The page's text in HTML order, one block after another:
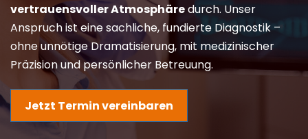
vertrauensvoller Atmosphäredurch. Unser
Anspruch ist eine sachliche, fundierte Diagnostik –
ohne unnötige Dramatisierung, mit medizinischer
Präzision und persönlicher Betreuung.
Jetzt Termin vereinbaren